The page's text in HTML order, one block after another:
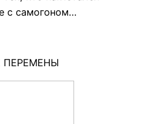
с самогоном…
ПЕРЕМЕНЫ